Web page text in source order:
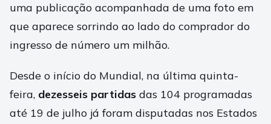
uma publicação acompanhada de uma foto em
que aparece sorrindo ao lado do comprador do
ingresso de número um milhão.
Desde o início do Mundial, na última quinta-
feira, dezesseis partidas das 104 programadas
até 19 de julho já foram disputadas nos Estados